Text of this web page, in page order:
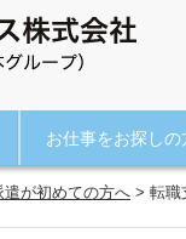
お仕事をお探しの
遣が初めての方へ > 転職